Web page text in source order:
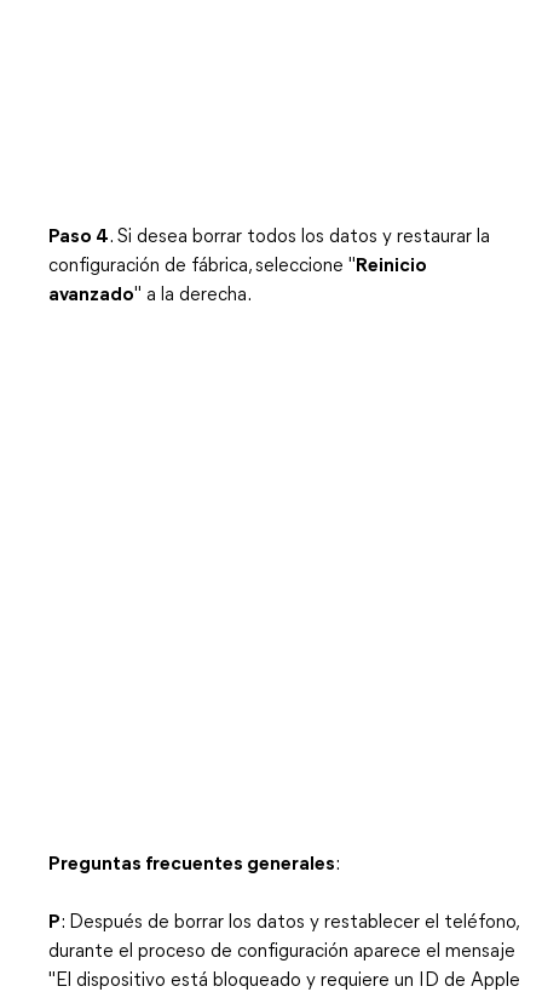
Paso 4. Si desea borrar todos los datos y restaurar la
configuración de fábrica, seleccione " Reinicio
avanzado" a la derecha.
Preguntas frecuentes generales:
P: Después de borrar los datos y restablecer el teléfono,
durante el proceso de configuración aparece el mensaje
"El dispositivo está bloqueado y requiere un ID de Apple